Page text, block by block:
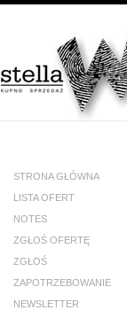
STRONA GŁÓWNA
LISTA OFERT
NOTES
ZGŁOŚ OFERTĘ
ZGŁOŚ
ZAPOTRZEBOWANIE
NEWSLETTER